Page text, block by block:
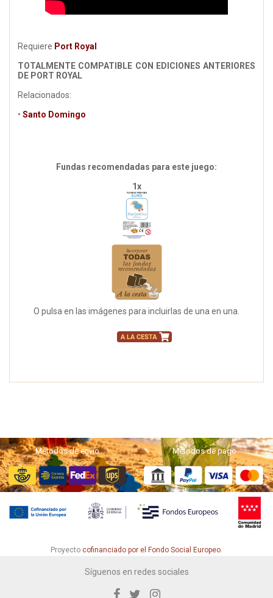
Requiere Port Royal
TOTALMENTE COMPATIBLE CON EDICIONES ANTERIORES
DE PORT ROYAL
Relacionados:
• Santo Domingo
Fundas recomendadas para este juego:
1x
O pulsa en las imágenes para incluirlas de una en una.
Métodos de envío Métodos de pago
Proyecto cofinanciado por el Fondo Social Europeo
Síguenos en redes sociales